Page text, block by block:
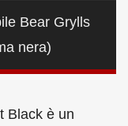
Bear Grylls
nera)
Black è un